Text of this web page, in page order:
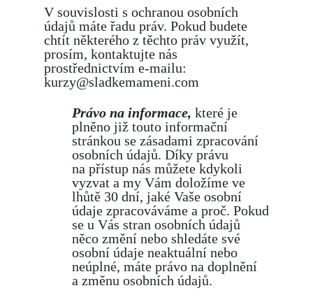
V souvislosti s ochranou osobních
údajů máte řadu práv. Pokud budete
chtít některého z těchto práv využít,
prosím, kontaktujte nás
prostřednictvím e-mailu:
kurzy@sladkemameni.com
Právo na informace, které je
plněno již touto informační
stránkou se zásadami zpracování
osobních údajů. Díky právu
na přístup nás můžete kdykoli
vyzvat a my Vám doložíme ve
lhůtě 30 dní, jaké Vaše osobní
údaje zpracováváme a proč. Pokud
se u Vás stran osobních údajů
něco změní nebo shledáte své
osobní údaje neaktuální nebo
neúplné, máte právo na doplnění
a změnu osobních údajů.